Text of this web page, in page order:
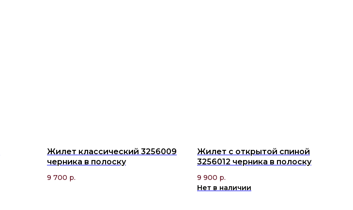
Жилет классический 3256009
черника в полоску
9 700 р.
Жилет с открытой спиной
3256012 черника в полоску
9 900 р.
Нет в наличии